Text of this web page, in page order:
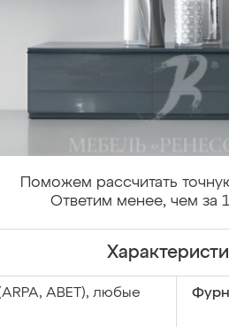
Поможем рассчитать
Ответим менее, чем за
ABET), любые